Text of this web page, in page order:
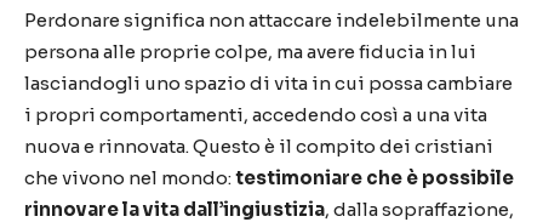
Perdonare significa non attaccare indelebilmente una
persona alle proprie colpe, ma avere fiducia in lui
lasciandogli uno spazio di vita in cui possa cambiare
i propri comportamenti, accedendo così a una vita
nuova e rinnovata. Questo è il compito dei cristiani
che vivono nel mondo:testimoniare che è possibile
rinnovare la vita dall’ingiustizia, dalla sopraffazione,